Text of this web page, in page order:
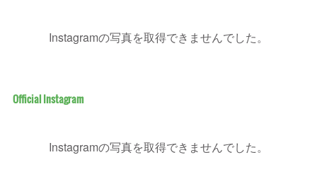
Instagramの写真を取得できませんでした。
Official Instagram
Instagramの写真を取得できませんでした。